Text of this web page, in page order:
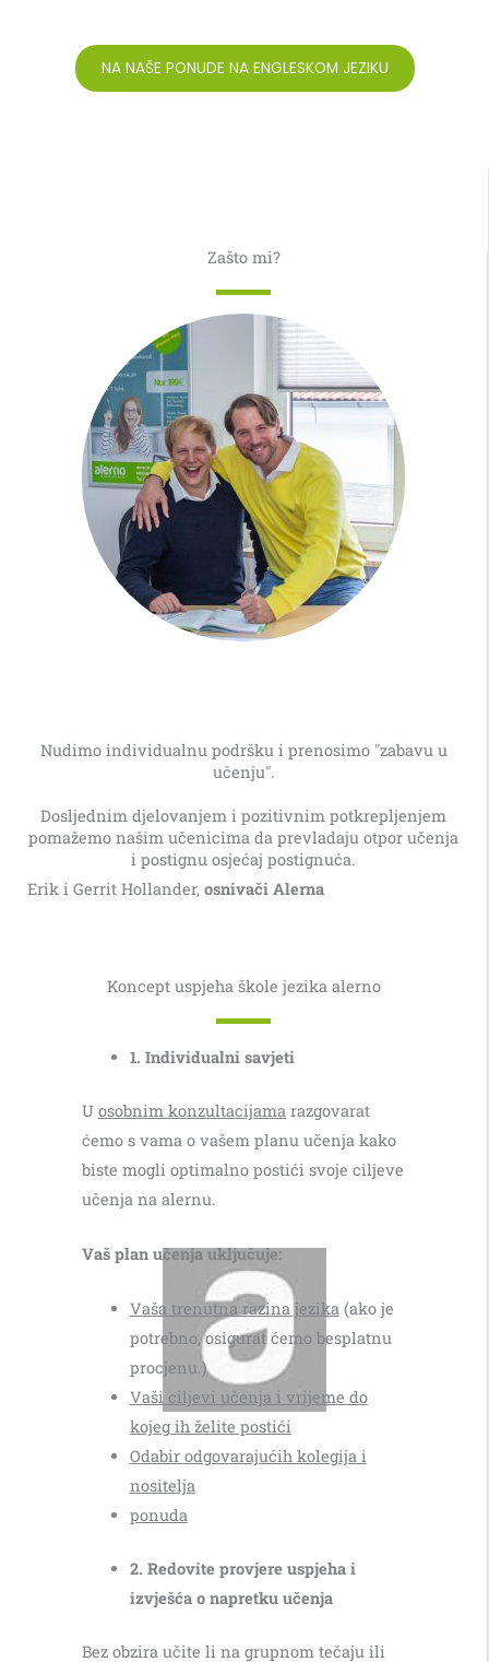
NA NAŠE PONUDE NA ENGLESKOM JEZIKU
Zašto mi?
Nudimo individualnu podršku i prenosimo "zabavu u
učenju".
Dosljednim djelovanjem i pozitivnim potkrepljenjem
pomažemo našim učenicima da prevladaju otpor učenja
i postignu osjećaj postignuća.
Erik i Gerrit Hollander, osnivači Alerna
Koncept uspjeha škole jezika alerno
1. Individualni savjeti
U osobnim konzultacijama razgovarat
ćemo s vama o vašem planu učenja kako
biste mogli optimalno postići svoje ciljeve
učenja na alernu.
Vaš plan učenja uključuje:
Vaša trenutna razina jezika(ako je
potrebno, osigurat ćemo besplatnu
procjenu.)
Vaši ciljevi učenja i vrijeme do
kojeg ih želite postići
Odabir odgovarajućih kolegija i
nositelja
ponuda
2. Redovite provjere uspjeha i
izvješća o napretku učenja
Bez obzira učite li na grupnom tečaju ili